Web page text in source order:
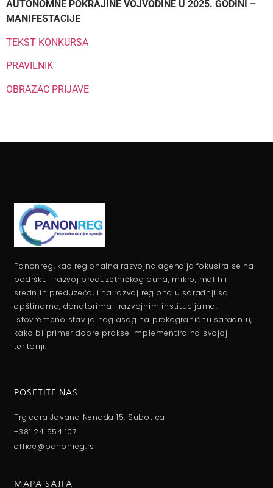
AUTONOMNE POKRAJINE VOJVODINE U 2025. GODINI –
MANIFESTACIJE
TEKST KONKURSA
PRAVILNIK
OBRAZAC PRIJAVE
Panonreg, kao regionalna razvojna agencija fokusira se na
podršku i razvoj preduzetničkog duha, mikro, malih i
srednjih preduzeća, i na razvoj regiona u saradnji sa
opštinama, donatorima i razvojnim institucijama.
Istovremeno stavlja naglasag na prekograničnu saradnju,
kako bi primer dobre prakse implementira na svojoj
teritoriji.
POSETITE NAS
Trg cara Jovana Nenada 15, Subotica
+381 24 554 107
office@panonreg.rs
MAPA SAJTA